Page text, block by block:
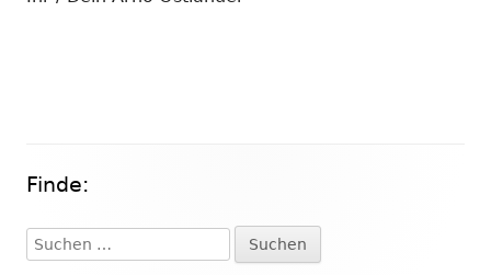
Haupt-
Seitenleiste
Finde:
Suchen
nach: